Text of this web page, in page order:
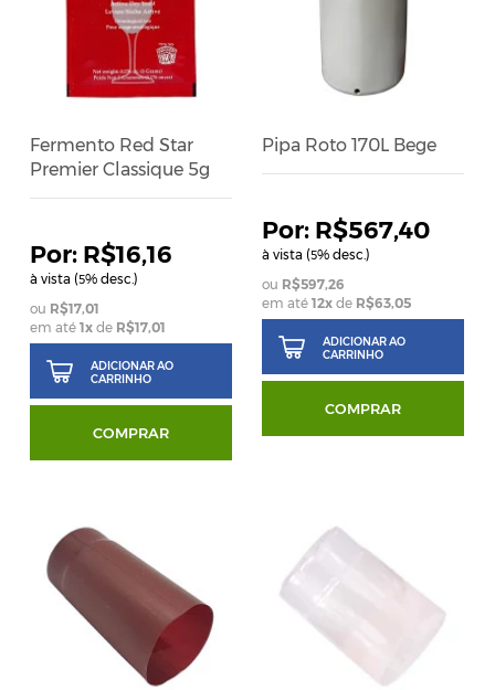
Fermento Red Star
Premier Classique 5g
R$16,16
à vista (5% desc.)
R$17,01
em até1x de R$17,01
ADICIONAR AO
CARRINHO
COMPRAR
Pipa Roto 170L Bege
R$567,40
à vista (5% desc.)
R$597,26
em até 12xde R$63,05
ADICIONAR AO
CARRINHO
COMPRAR